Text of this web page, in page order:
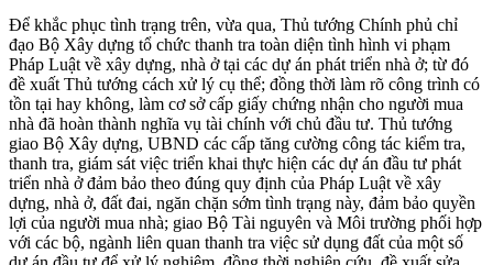
Để khắc phục tình trạng trên, vừa qua, Thủ tướng Chính phủ chỉ
đạo Bộ Xây dựng tổ chức thanh tra toàn diện tình hình vi phạm
Pháp Luật về xây dựng, nhà ở tại các dự án phát triển nhà ở; từ đó
đề xuất Thủ tướng cách xử lý cụ thể; đồng thời làm rõ công trình có
tồn tại hay không, làm cơ sở cấp giấy chứng nhận cho người mua
nhà đã hoàn thành nghĩa vụ tài chính với chủ đầu tư. Thủ tướng
giao Bộ Xây dựng, UBND các cấp tăng cường công tác kiểm tra,
thanh tra, giám sát việc triển khai thực hiện các dự án đầu tư phát
triển nhà ở đảm bảo theo đúng quy định của Pháp Luật về xây
dựng, nhà ở, đất đai, ngăn chặn sớm tình trạng này, đảm bảo quyền
lợi của người mua nhà; giao Bộ Tài nguyên và Môi trường phối hợp
với các bộ, ngành liên quan thanh tra việc sử dụng đất của một số